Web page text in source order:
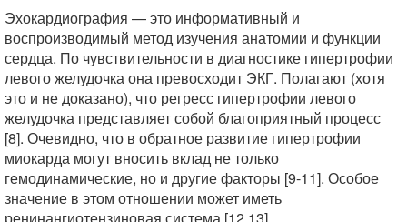
Эхокардиография — это информативный и
воспроизводимый метод изучения анатомии и функции
сердца. По чувствительности в диагностике гипертрофии
левого желудочка она превосходит ЭКГ. Полагают (хотя
это и не доказано), что регресс гипертрофии левого
желудочка представляет собой благоприятный процесс
[8]. Очевидно, что в обратное развитие гипертрофии
миокарда могут вносить вклад не только
гемодинамические, но и другие факторы [9-11]. Особое
значение в этом отношении может иметь